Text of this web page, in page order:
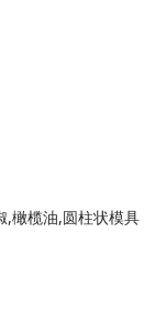
,橄榄油,圆柱状模具